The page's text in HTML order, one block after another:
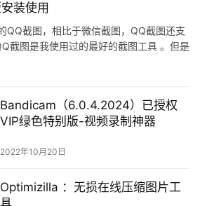
装使用
QQ截图，相比于微信截图，QQ截图还支
截图是我使用过的最好的截图工具 。但是
Bandicam（6.0.4.2024）已授权
VIP绿色特别版-视频录制神器
2022年10月20日
Optimizilla ：无损在线压缩图片工